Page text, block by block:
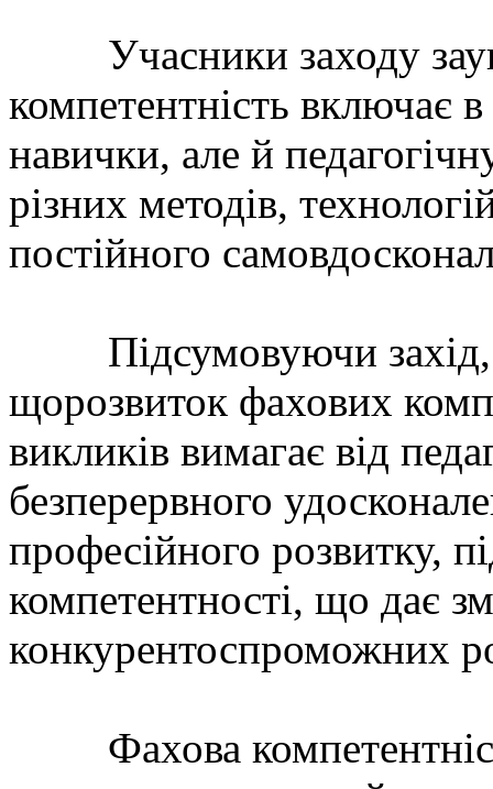
Учасники заходу
компетентність включає
навички, але й
різних методів,
постійного
Підсумовуючи захід,
щорозвиток фахових
викликів вимагає від
безперервного
професійного розвитку,
компетентності, що дає
конкурентоспроможних
Фахова